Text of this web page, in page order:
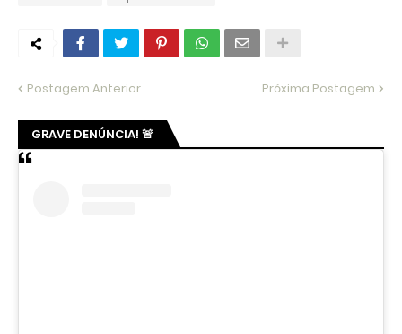
Postagem Anterior Próxima Postagem
GRAVE DENÚNCIA! 🚨